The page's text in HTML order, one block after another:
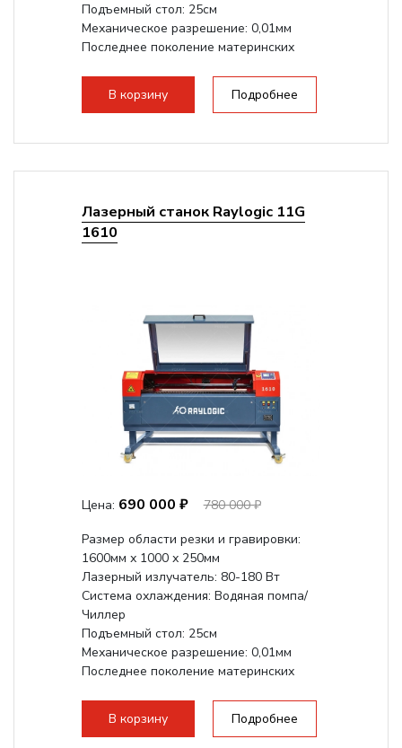
Подъемный стол: 25см
Механическое разрешение: 0,01мм
Последнее поколение материнских
В корзину Подробнее
Лазерный станок Raylogic 11G
1610
Цена: 690 000 ₽
780 000 ₽
Размер области резки и гравировки:
1600мм х 1000 х 250мм
Лазерный излучатель: 80-180 Вт
Система охлаждения: Водяная помпа/
Чиллер
Подъемный стол: 25см
Механическое разрешение: 0,01мм
Последнее поколение материнских
В корзину Подробнее